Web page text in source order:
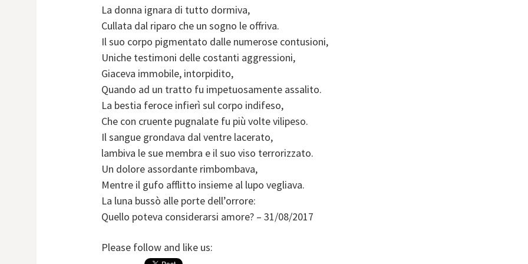
La donna ignara di tutto dormiva,
Cullata dal riparo che un sogno le offriva.
Il suo corpo pigmentato dalle numerose contusioni,
Uniche testimoni delle costanti aggressioni,
Giaceva immobile, intorpidito,
Quando ad un tratto fu impetuosamente assalito.
La bestia feroce infierì sul corpo indifeso,
Che con cruente pugnalate fu più volte vilipeso.
Il sangue grondava dal ventre lacerato,
lambiva le sue membra e il suo viso terrorizzato.
Un dolore assordante rimbombava,
Mentre il gufo afflitto insieme al lupo vegliava.
La luna bussò alle porte dell’orrore:
Quello poteva considerarsi amore? – 31/08/2017
Please follow and like us: